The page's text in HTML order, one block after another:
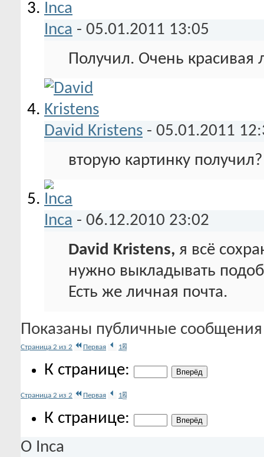
Inca - 05.01.2011 13:05
Получил. Очень красивая
David Kristens - 05.01.2011
вторую картинку получил?
Inca - 06.12.2010 23:02
David Kristens, я всё
нужно выкладывать
Есть же личная почта.
Показаны публичные
Страница 2 из 2 Первая 12
К странице:
Страница 2 из 2 Первая 12
К странице:
О Inca